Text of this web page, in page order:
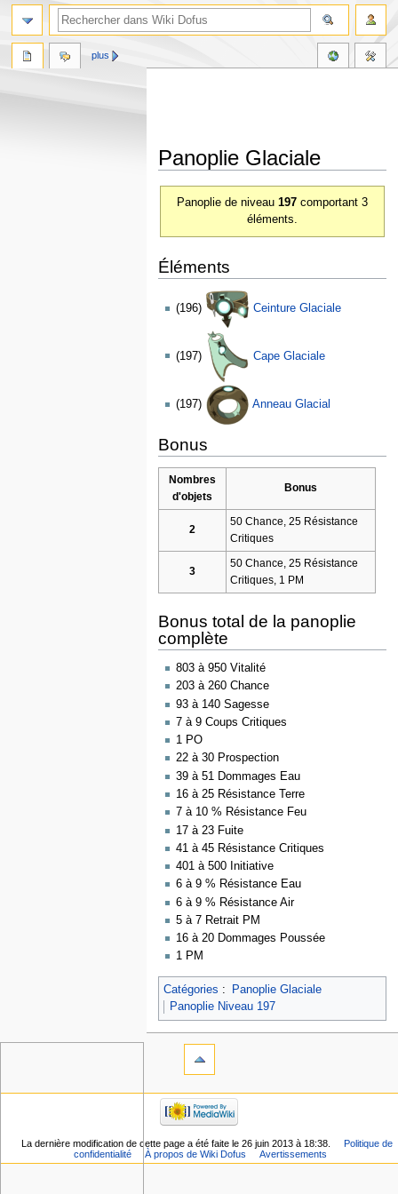
Panoplie Glaciale
Panoplie de niveau197 comportant 3
éléments.
Éléments
(196) Ceinture Glaciale
(197) Cape Glaciale
(197) Anneau Glacial
Bonus
Nombres
d'objets
Bonus
2
50 Chance, 25 Résistance
Critiques
3
50 Chance, 25 Résistance
Critiques, 1 PM
Bonus total de la panoplie
complète
803 à 950 Vitalité
203 à 260 Chance
93 à 140 Sagesse
7 à 9 Coups Critiques
1 PO
22 à 30 Prospection
39 à 51 Dommages Eau
16 à 25 Résistance Terre
7 à 10 % Résistance Feu
17 à 23 Fuite
41 à 45 Résistance Critiques
401 à 500 Initiative
6 à 9 % Résistance Eau
6 à 9 % Résistance Air
5 à 7 Retrait PM
16 à 20 Dommages Poussée
1 PM
Catégories :
Panoplie Glaciale
Panoplie Niveau 197
plus
La dernière modification de cette page a été faite le 26 juin 2013 à 18:38.
Politique de
confidentialité
À propos de Wiki Dofus Avertissements